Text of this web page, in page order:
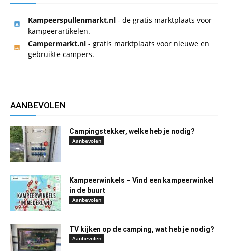
Kampeerspullenmarkt.nl - de gratis marktplaats voor
kampeerartikelen.
Campermarkt.nl - gratis marktplaats voor nieuwe en
gebruikte campers.
AANBEVOLEN
Campingstekker, welke heb je nodig?
Aanbevolen
Kampeerwinkels – Vind een kampeerwinkel
in de buurt
Aanbevolen
TV kijken op de camping, wat heb je nodig?
Aanbevolen